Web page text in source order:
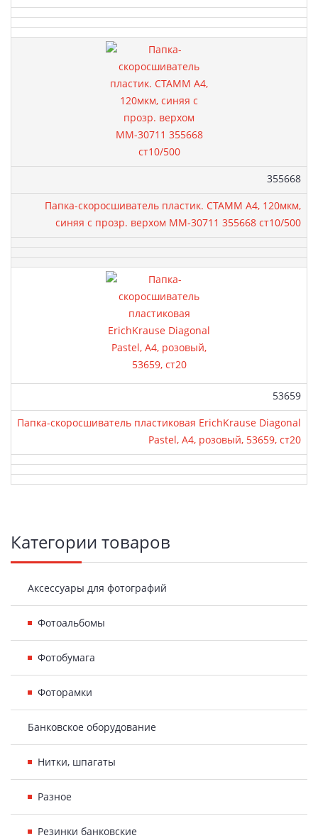
Артикул:
355668
Папка-скоросшиватель пластик. СТАММ А4, 120мкм,
синяя с прозр. верхом ММ-30711 355668 ст10/500
Артикул:
53659
Папка-скоросшиватель пластиковая ErichKrause Diagonal
Pastel, A4, розовый, 53659, ст20
Боковая
панель
Категории товаров
Аксессуары для фотографий
Фотоальбомы
Фотобумага
Фоторамки
Банковское оборудование
Нитки, шпагаты
Разное
Резинки банковские